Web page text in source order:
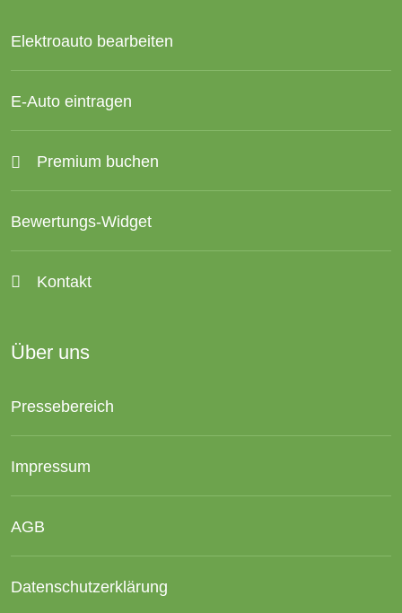
Elektroauto bearbeiten
E-Auto eintragen
Premium buchen
Bewertungs-Widget
Kontakt
Über uns
Pressebereich
Impressum
AGB
Datenschutzerklärung